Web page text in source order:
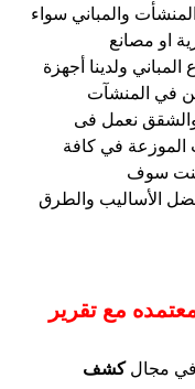
والمباني سواء
او مصانع
ولدينا أجهزة
في المنشآت
والشقق نعمل فى
في كافة
كنت سوف
الأساليب والطرق
مع تقرير
في مجالكشف